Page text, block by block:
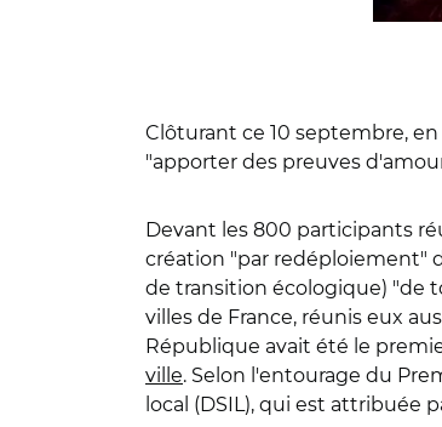
Clôturant ce 10 septembre,
"apporter des preuves
Devant les 800 participants
création "par redéploiement"
de transition écologique) "de
villes de France, réunis eux
République avait été le
ville. Selon l'entourage du
local (DSIL), qui est attribuée